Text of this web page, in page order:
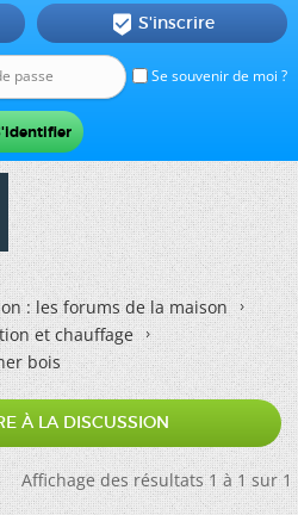
Se souvenir de moi ?
 S'inscrire
: les forums de la maison
et chauffage
bois
À LA DISCUSSION
Affichage des résultats 1 à 1 sur 1